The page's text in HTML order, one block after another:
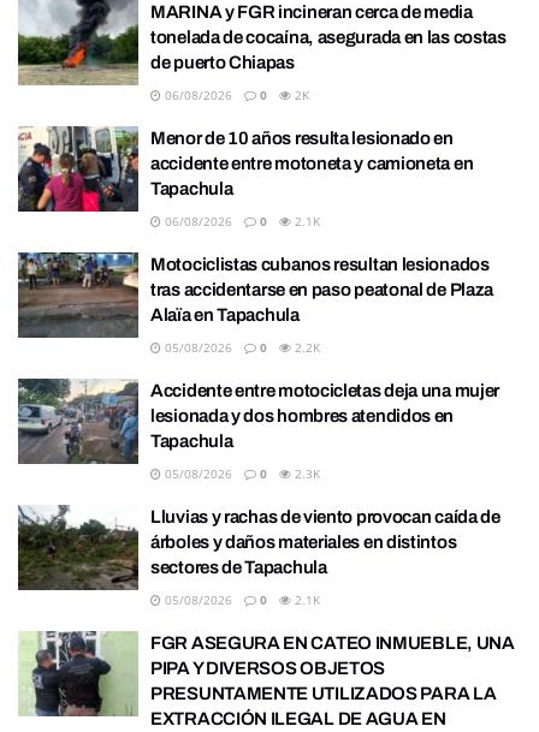
MARINA y FGR incineran cerca de media
tonelada de cocaína, asegurada en las costas
de puerto Chiapas
06/08/2026 0 2K
Menor de 10 años resulta lesionado en
accidente entre motoneta y camioneta en
Tapachula
06/08/2026 0 2.1K
Motociclistas cubanos resultan lesionados
tras accidentarse en paso peatonal de Plaza
Alaïa en Tapachula
05/08/2026 0 2.2K
Accidente entre motocicletas deja una mujer
lesionada y dos hombres atendidos en
Tapachula
05/08/2026 0 2.3K
Lluvias y rachas de viento provocan caída de
árboles y daños materiales en distintos
sectores de Tapachula
05/08/2026 0 2.1K
FGR ASEGURA EN CATEO INMUEBLE, UNA
PIPA Y DIVERSOS OBJETOS
PRESUNTAMENTE UTILIZADOS PARA LA
EXTRACCIÓN ILEGAL DE AGUA EN